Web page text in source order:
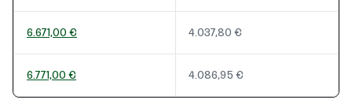
6.671,00 € 4.037,80 €
6.771,00 € 4.086,95 €